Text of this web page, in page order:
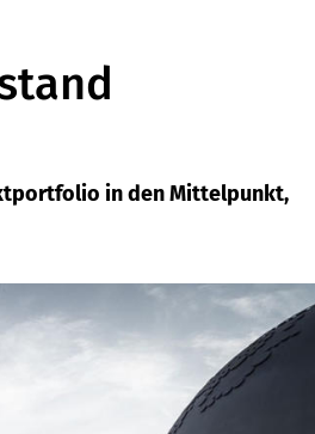
in den Mittelpunkt,